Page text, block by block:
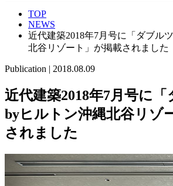
TOP
NEWS
近代建築2018年7月号に「ダブル
北谷リゾート」が掲載されました
Publication | 2018.08.09
近代建築2018年7月号に
byヒルトン沖縄北谷リゾ
されました